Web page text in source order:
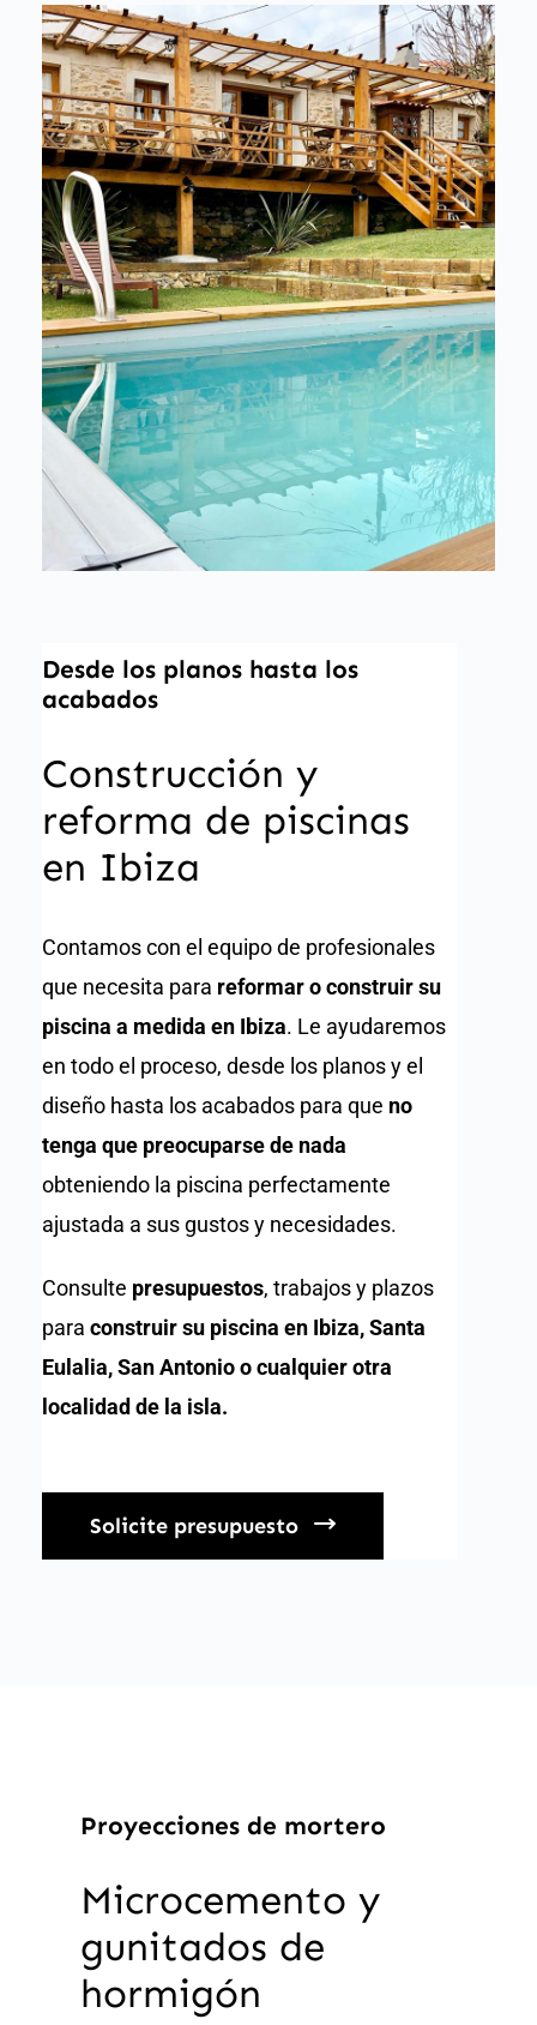
Desde los planos hasta los
acabados
Construcción y
reforma de piscinas
en Ibiza
Contamos con el equipo de profesionales
que necesita para reformar o construir su
piscina a medida en Ibiza. Le ayudaremos
en todo el proceso, desde los planos y el
diseño hasta los acabados para que no
tenga que preocuparse de nada
obteniendo la piscina perfectamente
ajustada a sus gustos y necesidades.
Consulte presupuestos, trabajos y plazos
para construir su piscina en Ibiza, Santa
Eulalia, San Antonio o cualquier otra
localidad de la isla.
Solicite presupuesto
Proyecciones de mortero
Microcemento y
gunitados de
hormigón